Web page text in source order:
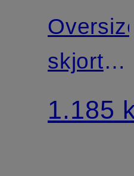
JOMMY
1.185